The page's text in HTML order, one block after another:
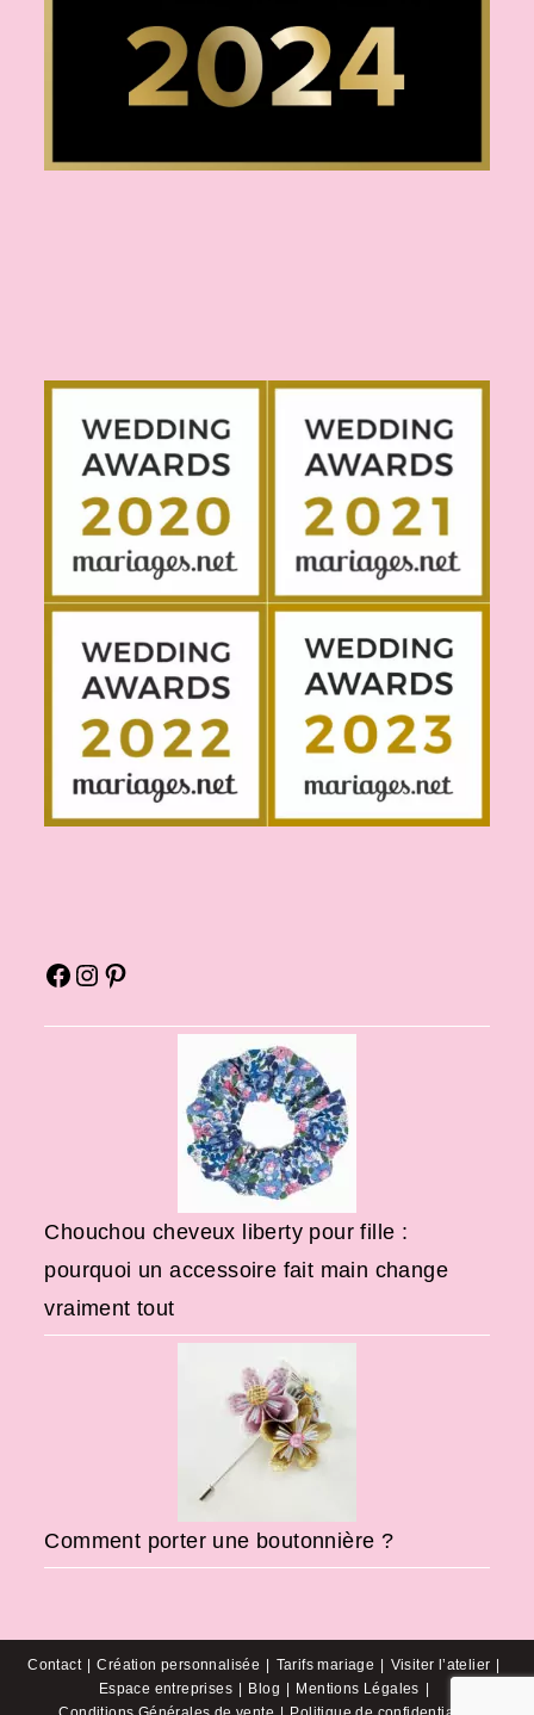
Chouchou cheveux liberty pour fille :
pourquoi un accessoire fait main change
vraiment tout
Comment porter une boutonnière ?
Contact Création personnalisée Tarifs mariage
Visiter l’atelier
Espace entreprises
Blog
Mentions Légales